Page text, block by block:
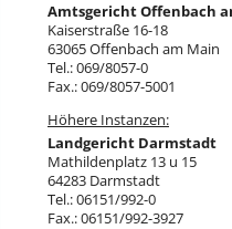
Amtsgericht Offenbach
Kaiserstraße 16-18
63065 Offenbach am Main
Tel.: 069/8057-0
Fax.: 069/8057-5001
Höhere Instanzen:
Landgericht Darmstadt
Mathildenplatz 13 u 15
64283 Darmstadt
Tel.: 06151/992-0
Fax.: 06151/992-3927